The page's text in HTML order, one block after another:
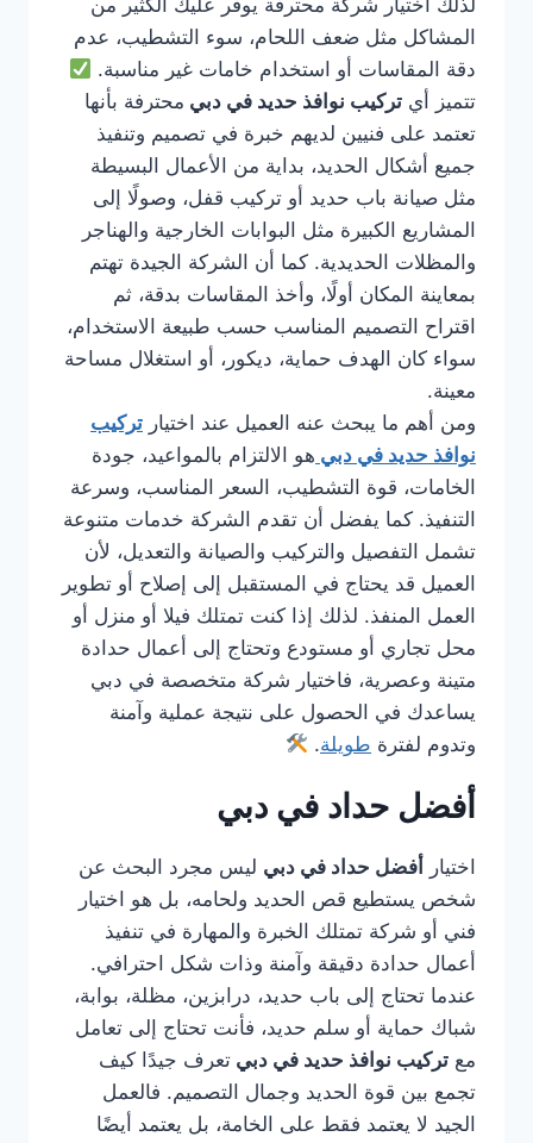
لذلك اختيار شركة محترفة يوفر عليك الكثير من
المشاكل مثل ضعف اللحام، سوء التشطيب، عدم
دقة المقاسات أو استخدام خامات غير مناسبة.
تتميز أي تركيب نوافذ حديد في دبي محترفة بأنها
تعتمد على فنيين لديهم خبرة في تصميم وتنفيذ
جميع أشكال الحديد، بداية من الأعمال البسيطة
مثل صيانة باب حديد أو تركيب قفل، وصولًا إلى
المشاريع الكبيرة مثل البوابات الخارجية والهناجر
والمظلات الحديدية. كما أن الشركة الجيدة تهتم
بمعاينة المكان أولًا، وأخذ المقاسات بدقة، ثم
اقتراح التصميم المناسب حسب طبيعة الاستخدام،
سواء كان الهدف حماية، ديكور، أو استغلال مساحة
معينة.
ومن أهم ما يبحث عنه العميل عند اختيار تركيب
نوافذ حديد في دبي هو الالتزام بالمواعيد، جودة
الخامات، قوة التشطيب، السعر المناسب، وسرعة
التنفيذ. كما يفضل أن تقدم الشركة خدمات متنوعة
تشمل التفصيل والتركيب والصيانة والتعديل، لأن
العميل قد يحتاج في المستقبل إلى إصلاح أو تطوير
العمل المنفذ. لذلك إذا كنت تمتلك فيلا أو منزل أو
محل تجاري أو مستودع وتحتاج إلى أعمال حدادة
متينة وعصرية، فاختيار شركة متخصصة في دبي
يساعدك في الحصول على نتيجة عملية وآمنة
وتدوم لفترة طويلة.
أفضل حداد في دبي
اختيار أفضل حداد في دبي ليس مجرد البحث عن
شخص يستطيع قص الحديد ولحامه، بل هو اختيار
فني أو شركة تمتلك الخبرة والمهارة في تنفيذ
أعمال حدادة دقيقة وآمنة وذات شكل احترافي.
عندما تحتاج إلى باب حديد، درابزين، مظلة، بوابة،
شباك حماية أو سلم حديد، فأنت تحتاج إلى تعامل
مع تركيب نوافذ حديد في دبي تعرف جيدًا كيف
تجمع بين قوة الحديد وجمال التصميم. فالعمل
الجيد لا يعتمد فقط على الخامة، بل يعتمد أيضًا